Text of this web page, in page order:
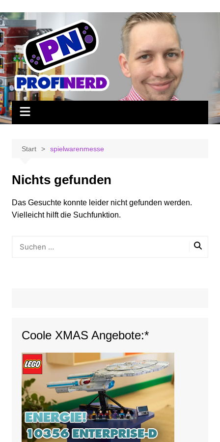
Inhalt
springen
Start spielwarenmesse
Nichts gefunden
Das Gesuchte konnte leider nicht gefunden werden.
Vielleicht hilft die Suchfunktion.
Coole XMAS Angebote:*